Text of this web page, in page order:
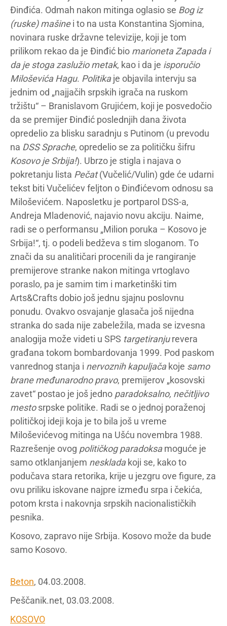
Đinđića. Odmah nakon mitinga oglasio se Bog iz
(ruske) mašinei to na usta Konstantina Sjomina,
novinara ruske državne televizije, koji je tom
prilikom rekao da je Đinđić bio marioneta Zapada i
da je stoga zaslužio metak, kao i da je isporučio
Miloševića Hagu. Politikaje objavila intervju sa
jednim od „najjačih srpskih igrača na ruskom
tržištu“ – Branislavom Grujićem, koji je posvedočio
da se premijer Đinđić poslednjih dana života
opredelio za blisku saradnju s Putinom (u prevodu
na DSS Sprache, opredelio se za političku šifru
Kosovo je Srbija!). Ubrzo je stigla i najava o
pokretanju lista Pečat(Vučelić/Vulin) gde će udarni
tekst biti Vučelićev feljton o Đinđićevom odnosu sa
Miloševićem. Naposletku je portparol DSS-a,
Andreja Mladenović, najavio novu akciju. Naime,
radi se o performansu „Milion poruka – Kosovo je
Srbija!“, tj. o podeli bedževa s tim sloganom. To
znači da su analitičari procenili da je rangiranje
premijerove stranke nakon mitinga vrtoglavo
poraslo, pa je samim tim i marketinški tim
Arts&Crafts dobio još jednu sjajnu poslovnu
ponudu. Ovakvo osvajanje glasača još nijedna
stranka do sada nije zabeležila, mada se izvesna
analogija može videti u SPS targetiranjurevera
građana tokom bombardovanja 1999. Pod paskom
vanrednog stanja i nervoznih kapuljačakoje samo
brane međunarodno pravo, premijerov „kosovski
zavet“ postao je još jedno paradoksalno, nečitljivo
mestosrpske politike. Radi se o jednoj poraženoj
političkoj ideji koja je to bila još u vreme
Miloševićevog mitinga na Ušću novembra 1988.
Razrešenje ovog političkog paradoksamoguće je
samo otklanjanjem neskladakoji se, kako to
podučava stara retorika, krije u jezgru ove figure, za
ovu priliku iskovane najpre između srpa i čekića,
potom krsta i nakovnja srpskih nacionalističkih
pesnika.
Kosovo, zapravo nije Srbija. Kosovo može da bude
samo Kosovo.
Beton, 04.03.2008.
Peščanik.net, 03.03.2008.
KOSOVO